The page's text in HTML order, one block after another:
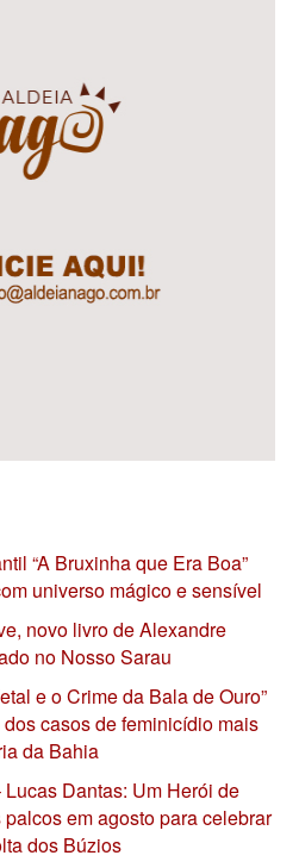
“A Bruxinha que Era Boa”
universo mágico e sensível
novo livro de Alexandre
no Nosso Sarau
e o Crime da Bala de Ouro”
casos de feminicídio mais
da Bahia
Lucas Dantas: Um Herói de
palcos em agosto para celebrar
dos Búzios